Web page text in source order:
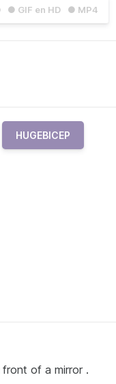
● GIF en HD ● MP4
HUGEBICEP
of a mirror .